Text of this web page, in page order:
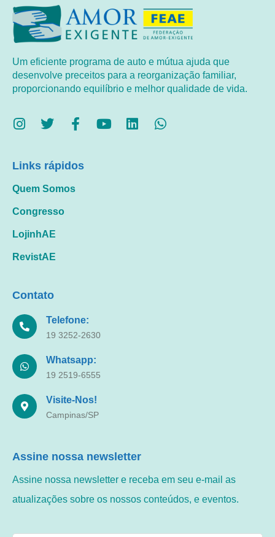
Um eficiente programa de auto e mútua ajuda que
desenvolve preceitos para a reorganização familiar,
proporcionando equilíbrio e melhor qualidade de vida.
Links rápidos
Quem Somos
Congresso
LojinhAE
RevistAE
Contato
Telefone:
19 3252-2630
Whatsapp:
19 2519-6555
Visite-Nos!
Campinas/SP
Assine nossa newsletter
Assine nossa newsletter e receba em seu e-mail as
atualizações sobre os nossos conteúdos, e eventos.